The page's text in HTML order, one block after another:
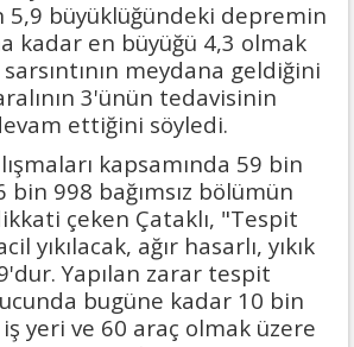
5,9 büyüklüğündeki depremin
kadar en büyüğü 4,3 olmak
meydana geldiğini
3'ünün tedavisinin
ettiğini söyledi.
kapsamında 59 bin
bin 998 bağımsız bölümün
çeken Çataklı, "Tespit
yıkılacak, ağır hasarlı, yıkık
Yapılan zarar tespit
bugüne kadar 10 bin
yeri ve 60 araç olmak üzere